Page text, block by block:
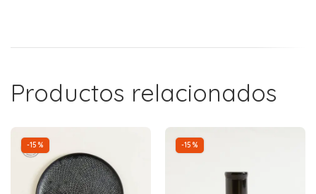
Productos relacionados
-15% -15%